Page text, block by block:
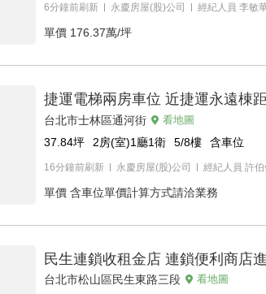
6分鐘前刷新 永慶房屋(股)公司 經紀人員 李敏
單價 176.37萬/坪
捷運電梯兩房車位 近捷運永遠棟距
台北市士林區通河街 看地圖
37.84坪 2房(室)1廳1衛 5/8樓 含車位
16分鐘前刷新 永慶房屋(股)公司 經紀人員 許伯
單價 含車位單價計算方式請洽業務
民生連鎖收租金店 連鎖便利商店
台北市松山區民生東路三段 看地圖